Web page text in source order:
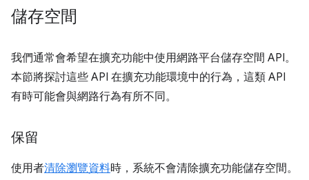
儲存空間
我們通常會希望在擴充功能中使用網路平台儲存空間 API。
本節將探討這些 API 在擴充功能環境中的行為，這類 API
有時可能會與網路行為有所不同。
保留
使用者清除瀏覽資料時，系統不會清除擴充功能儲存空間。